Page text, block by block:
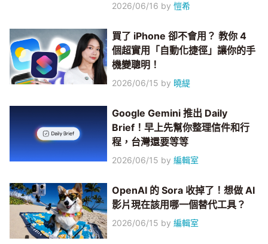
2026/06/16 by愷希
買了 iPhone 卻不會用？ 教你 4
個超實用「自動化捷徑」讓你的手
機變聰明！
2026/06/15 by 曉緹
Google Gemini 推出 Daily
Brief！早上先幫你整理信件和行
程，台灣還要等等
2026/06/15 by編輯室
OpenAI 的 Sora 收掉了！想做 AI
影片現在該用哪一個替代工具？
2026/06/15 by編輯室